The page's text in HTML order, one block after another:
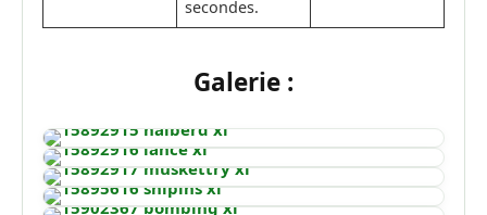
secondes.
Galerie :